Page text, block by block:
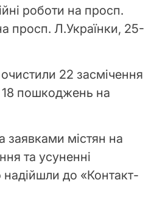
роботи на просп.
просп. Л.Українки, 25-
22 засмічення
18 пошкоджень на
заявками містян на
та усуненні
до «Контакт-